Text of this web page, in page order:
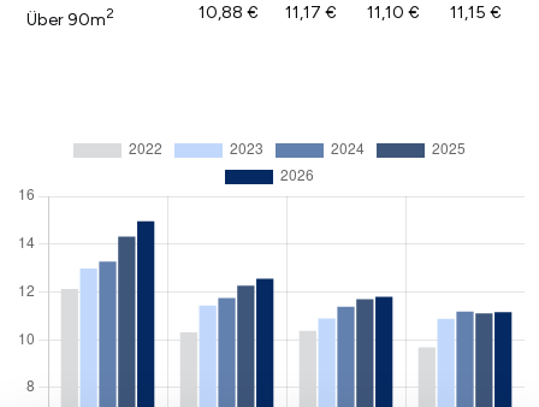
Über 90m2 10,88 € 11,17 € 11,10 € 11,15 €